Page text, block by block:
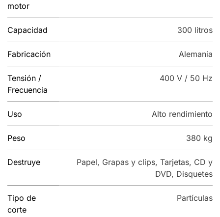
motor
Capacidad 300 litros
Fabricación Alemania
Tensión /
Frecuencia
400 V / 50 Hz
Uso Alto rendimiento
Peso 380 kg
Destruye Papel, Grapas y clips, Tarjetas, CD y
DVD, Disquetes
Tipo de
corte
Partículas